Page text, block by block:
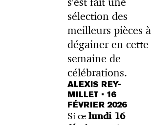
sélection des
meilleurs pièces à
dégainer en cette
semaine de
célébrations.
ALEXIS REY-
MILLET • 16
FÉVRIER 2026
Si ce lundi 16